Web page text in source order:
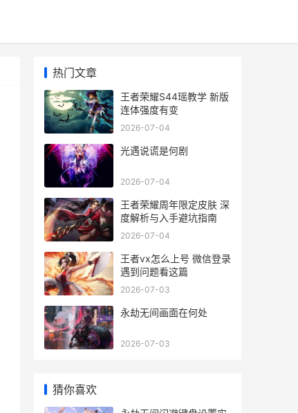
热门文章
王者荣耀S44瑶教学 新版
连体强度有变
2026-07-04
光遇说谎是何剧
2026-07-04
王者荣耀周年限定皮肤 深
度解析与入手避坑指南
2026-07-04
王者vx怎么上号 微信登录
遇到问题看这篇
2026-07-03
永劫无间画面在何处
2026-07-03
猜你喜欢